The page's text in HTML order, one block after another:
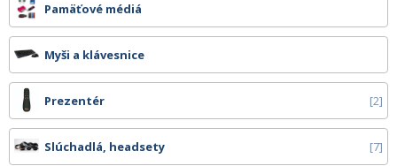
Pamäťové médiá
Myši a klávesnice
Prezentér 2
Slúchadlá, headsety 7